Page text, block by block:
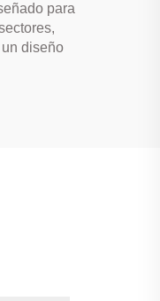
para
diseño